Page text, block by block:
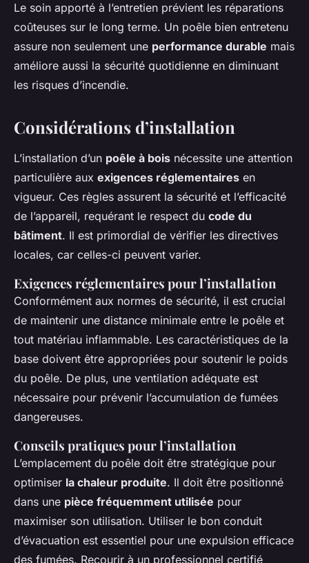
Le soin apporté à l’entretien prévient les réparations
coûteuses sur le long terme. Un poêle bien entretenu
assure non seulement une performance durable mais
améliore aussi la sécurité quotidienne en diminuant
les risques d’incendie.
Considérations d’installation
L’installation d’un poêle à bois nécessite une attention
particulière aux exigences réglementaires en
vigueur. Ces règles assurent la sécurité et l’efficacité
de l’appareil, requérant le respect du code du
bâtiment. Il est primordial de vérifier les directives
locales, car celles-ci peuvent varier.
Exigences réglementaires pour l’installation
Conformément aux normes de sécurité, il est crucial
de maintenir une distance minimale entre le poêle et
tout matériau inflammable. Les caractéristiques de la
base doivent être appropriées pour soutenir le poids
du poêle. De plus, une ventilation adéquate est
nécessaire pour prévenir l’accumulation de fumées
dangereuses.
Conseils pratiques pour l’installation
L’emplacement du poêle doit être stratégique pour
optimiser la chaleur produite. Il doit être positionné
dans une pièce fréquemment utilisée pour
maximiser son utilisation. Utiliser le bon conduit
d’évacuation est essentiel pour une expulsion efficace
des fumées. Recourir à un professionnel certifié